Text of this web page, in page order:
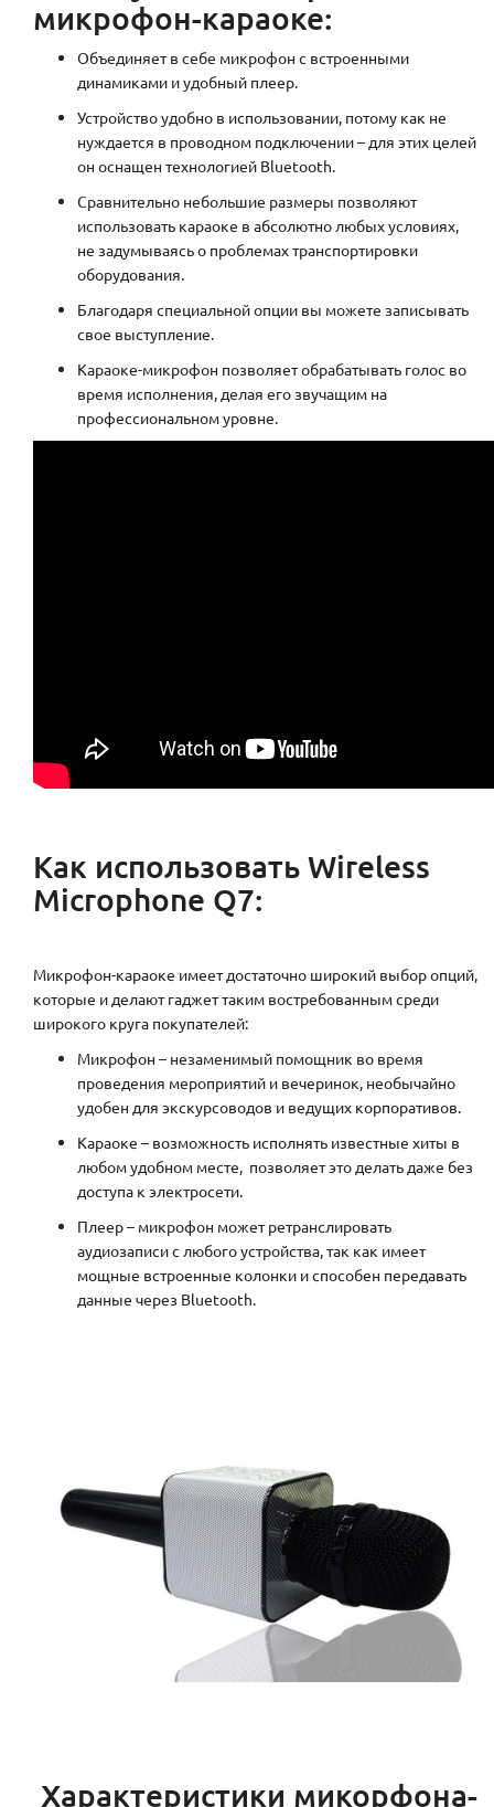
микрофон-караоке:
Объединяет в себе микрофон с встроенными
динамиками и удобный плеер.
Устройство удобно в использовании, потому как не
нуждается в проводном подключении – для этих целей
он оснащен технологией Bluetooth.
Сравнительно небольшие размеры позволяют
использовать караоке в абсолютно любых условиях,
не задумываясь о проблемах транспортировки
оборудования.
Благодаря специальной опции вы можете записывать
свое выступление.
Караоке-микрофон позволяет обрабатывать голос во
время исполнения, делая его звучащим на
профессиональном уровне.
Как использовать Wireless
Microphone Q7:
Микрофон-караоке имеет достаточно широкий выбор опций,
которые и делают гаджет таким востребованным среди
широкого круга покупателей:
Микрофон – незаменимый помощник во время
проведения мероприятий и вечеринок, необычайно
удобен для экскурсоводов и ведущих корпоративов.
Караоке – возможность исполнять известные хиты в
любом удобном месте, позволяет это делать даже без
доступа к электросети.
Плеер– микрофон может ретранслировать
аудиозаписи с любого устройства, так как имеет
мощные встроенные колонки и способен передавать
данные через Bluetooth.
Характеристики микорфона-